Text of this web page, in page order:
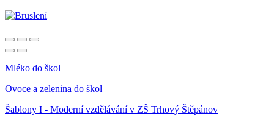
Mléko do škol
Ovoce a zelenina do škol
Šablony I - Moderní vzdělávání v ZŠ Trhový Štěpánov